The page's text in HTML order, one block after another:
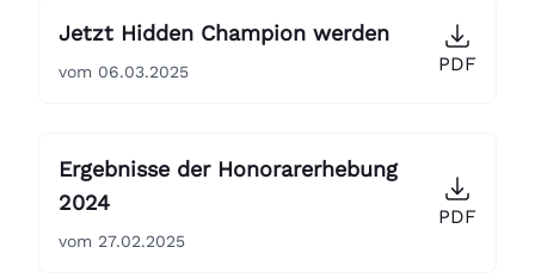
Jetzt Hidden Champion werden
vom 06.03.2025 PDF
Ergebnisse der Honorarerhebung
2024
vom 27.02.2025
PDF